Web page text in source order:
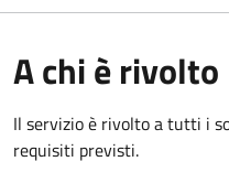
A chi è rivolto
Il servizio è rivolto a tutti i
requisiti previsti.